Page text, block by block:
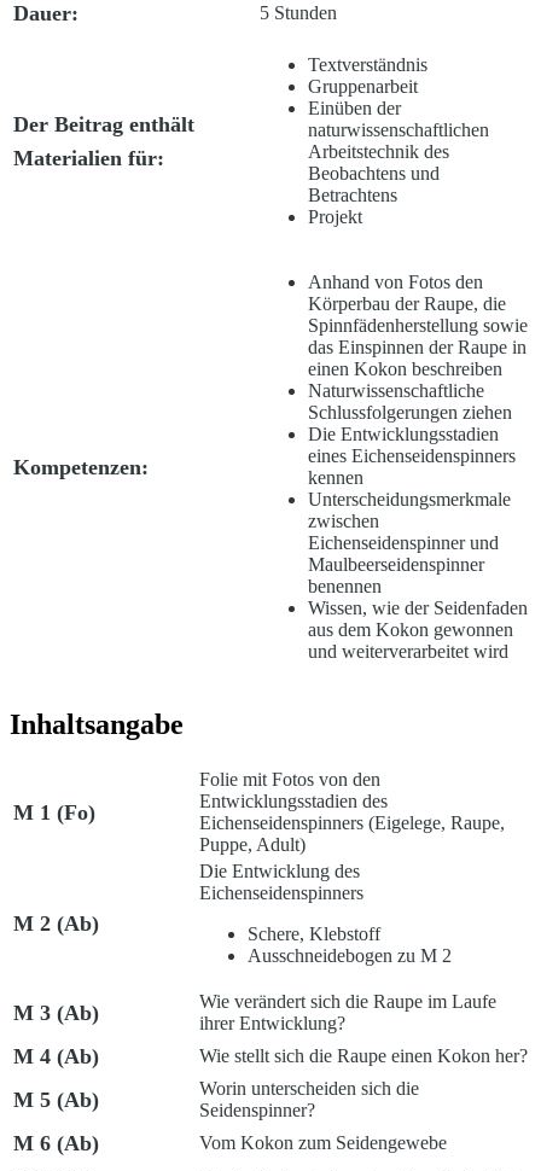
Dauer: 5 Stunden
Der Beitrag enthält
Materialien für:
Textverständnis
Gruppenarbeit
Einüben der
naturwissenschaftlichen
Arbeitstechnik des
Beobachtens und
Betrachtens
Projekt
Kompetenzen:
Anhand von Fotos den
Körperbau der Raupe, die
Spinnfädenherstellung sowie
das Einspinnen der Raupe in
einen Kokon beschreiben
Naturwissenschaftliche
Schlussfolgerungen ziehen
Die Entwicklungsstadien
eines Eichenseidenspinners
kennen
Unterscheidungsmerkmale
zwischen
Eichenseidenspinner und
Maulbeerseidenspinner
benennen
Wissen, wie der Seidenfaden
aus dem Kokon gewonnen
und weiterverarbeitet wird
Inhaltsangabe
M 1 (Fo)
Folie mit Fotos von den
Entwicklungsstadien des
Eichenseidenspinners (Eigelege, Raupe,
Puppe, Adult)
M 2 (Ab)
Die Entwicklung des
Eichenseidenspinners
Schere, Klebstoff
Ausschneidebogen zu M 2
M 3 (Ab)
Wie verändert sich die Raupe im Laufe
ihrer Entwicklung?
M 4 (Ab) Wie stellt sich die Raupe einen Kokon her?
M 5 (Ab)
Worin unterscheiden sich die
Seidenspinner?
M 6 (Ab) Vom Kokon zum Seidengewebe